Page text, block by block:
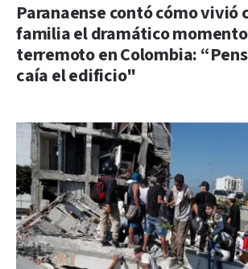
Paranaense contó cómo vivió
familia el dramático
terremoto en Colombia:
caía el edificio"